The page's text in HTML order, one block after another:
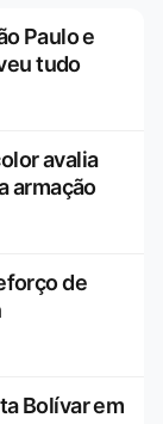
Paulo e
tudo
avalia
armação
de
Bolívar em